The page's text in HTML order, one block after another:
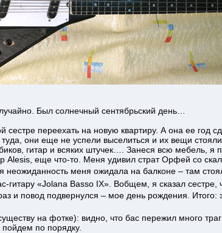
Был солнечный сентябрьский день…
переехать на новую квартиру. А она ее год
они еще не успели выселиться и их вещи
гитар и всяких штучек…. Занеся всю мебель, я
Alesis, еще что-то. Меня удивил страт Орфей со
неожиданность меня ожидала на балконе – там
гитару «Jolana Basso IX». Вобщем, я сказал сестре,
и повод подвернулся – мое день рождения. Итого:
на фотке): видно, что бас пережил много
по порядку.